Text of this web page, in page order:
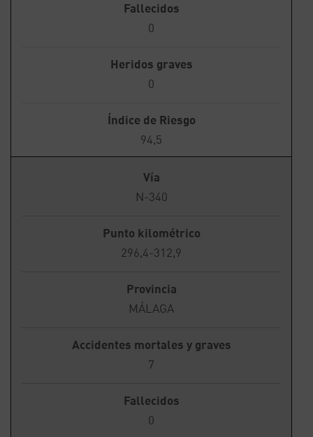
Fallecidos
0
Heridos graves
0
Índice de Riesgo
94,5
Vía
N-340
Punto kilométrico
296,4-312,9
Provincia
MÁLAGA
Accidentes mortales y graves
7
Fallecidos
0